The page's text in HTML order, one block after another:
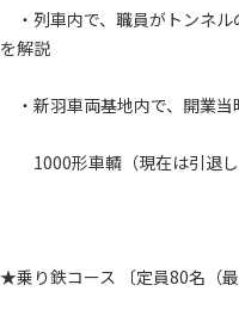
・列車内で、職員がトンネ
を解説
・新羽車両基地内で、開業
1000形車輌（現在は引退し
★乗り鉄コース 〔定員80名（